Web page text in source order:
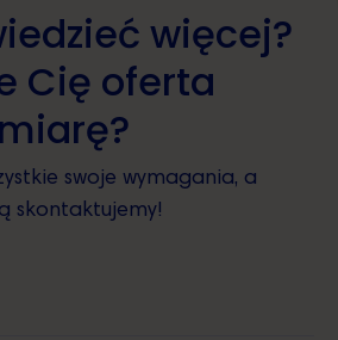
więcej?
Cię oferta
swoje wymagania, a
skontaktujemy!